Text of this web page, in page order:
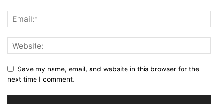
Save my name, email, and website in this browser for the
next time I comment.